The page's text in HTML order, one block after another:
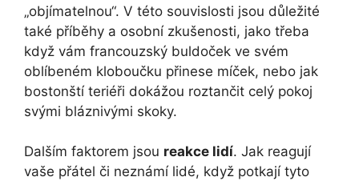
„objímatelnou“. V této souvislosti jsou důležité
také příběhy a osobní zkušenosti, jako třeba
když vám francouzský buldoček⁣ ve svém
oblíbeném kloboučku přinese míček, nebo jak
bostonští teriéři dokážou roztančit celý pokoj
svými bláznivými skoky.
Dalším faktorem jsou reakce lidí. Jak reagují
vaše přátel či neznámí lidé, když potkají tyto​